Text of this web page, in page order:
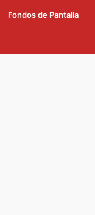
Fondos de Pantalla